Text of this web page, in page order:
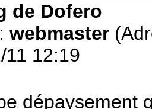
de Dofero
webmaster
11 12:19
dépaysement